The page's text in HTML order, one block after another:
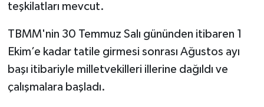
teşkilatları mevcut.
TBMM'nin 30 Temmuz Salı gününden itibaren 1
Ekim’e kadar tatile girmesi sonrası Ağustos ayı
başı itibariyle milletvekilleri illerine dağıldı ve
çalışmalara başladı.